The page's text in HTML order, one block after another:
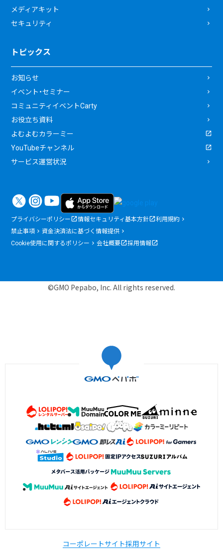
メディアキット
セキュリティ
トピックス
お知らせ
イベント・セミナー
コミュニティイベントCarty
お役立ち資料
よむよむカラーミー
YouTubeチャンネル
サービス運営状況
プライバシーポリシー 情報セキュリティ基本方針
利用規約
禁止事項
資金決済法に基づく情報提供
Cookie使用に関するポリシー
会社概要 採用情報
©GMO Pepabo, Inc. All rights reserved.
コーポレートサイト採用サイト